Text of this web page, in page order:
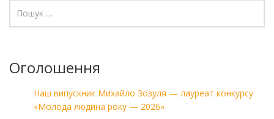
Оголошення
Наш випускник Михайло Зозуля — лауреат конкурсу
«Молода людина року — 2026»